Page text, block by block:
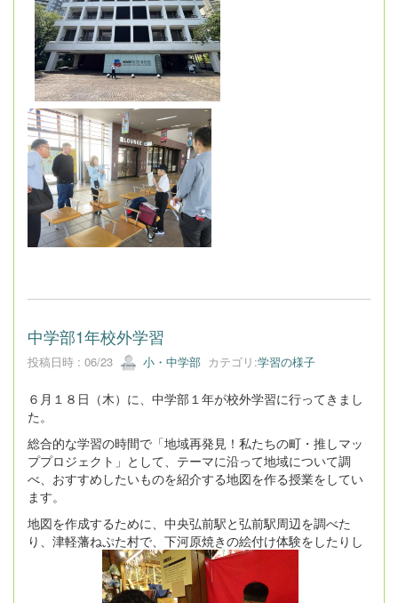
中学部1年校外学習
投稿日時 : 06/23 小・中学部 カテゴリ:学習の様子
６月１８日（木）に、中学部１年が校外学習に行ってきまし
た。
総合的な学習の時間で「地域再発見！私たちの町・推しマッ
ププロジェクト」として、テーマに沿って地域について調
べ、おすすめしたいものを紹介する地図を作る授業をしてい
ます。
地図を作成するために、中央弘前駅と弘前駅周辺を調べた
り、津軽藩ねぷた村で、下河原焼きの絵付け体験をしたりし